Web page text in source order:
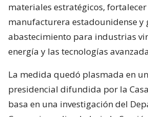
materiales estratégicos,
manufacturera estadounidense y
abastecimiento para industrias
energía y las tecnologías
La medida quedó plasmada en
presidencial difundida por la
basa en una investigación del